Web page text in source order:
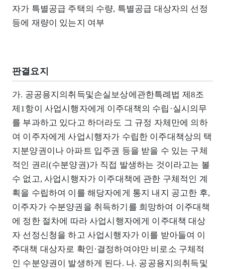
자가 특별공급 주택의 수량, 특별공급 대상자의 선정
등에 재량이 있는지 여부
판결요지
가. 공공용지의취득및손실보상에관한특례법 제8조
제1항이 사업시행자에게 이주대책의 수립·실시의무
를 부과하고 있다고 하더라도 그 규정 자체만에 의하
여 이주자에게 사업시행자가 수립한 이주대책상의 택
지분양권이나 아파트 입주권 등을 받을 수 있는 구체
적인 권리(수분양권)가 직접 발생하는 것이라고는 볼
수 없고, 사업시행자가 이주대책에 관한 구체적인 계
획을 수립하여 이를 해당자에게 통지 내지 공고한 후,
이주자가 수분양권을 취득하기를 희망하여 이주대책
에 정한 절차에 따라 사업시행자에게 이주대책 대상
자 선정신청을 하고 사업시행자가 이를 받아들여 이
주대책 대상자로 확인·결정하여야만 비로소 구체적
인 수분양권이 발생하게 된다. 나. 공공용지의취득및